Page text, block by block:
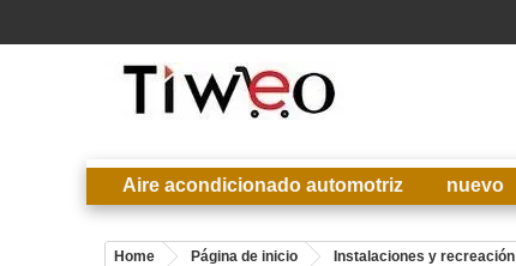
Aire acondicionado automotriz nuevo
Home Página de inicio Instalaciones y recreación